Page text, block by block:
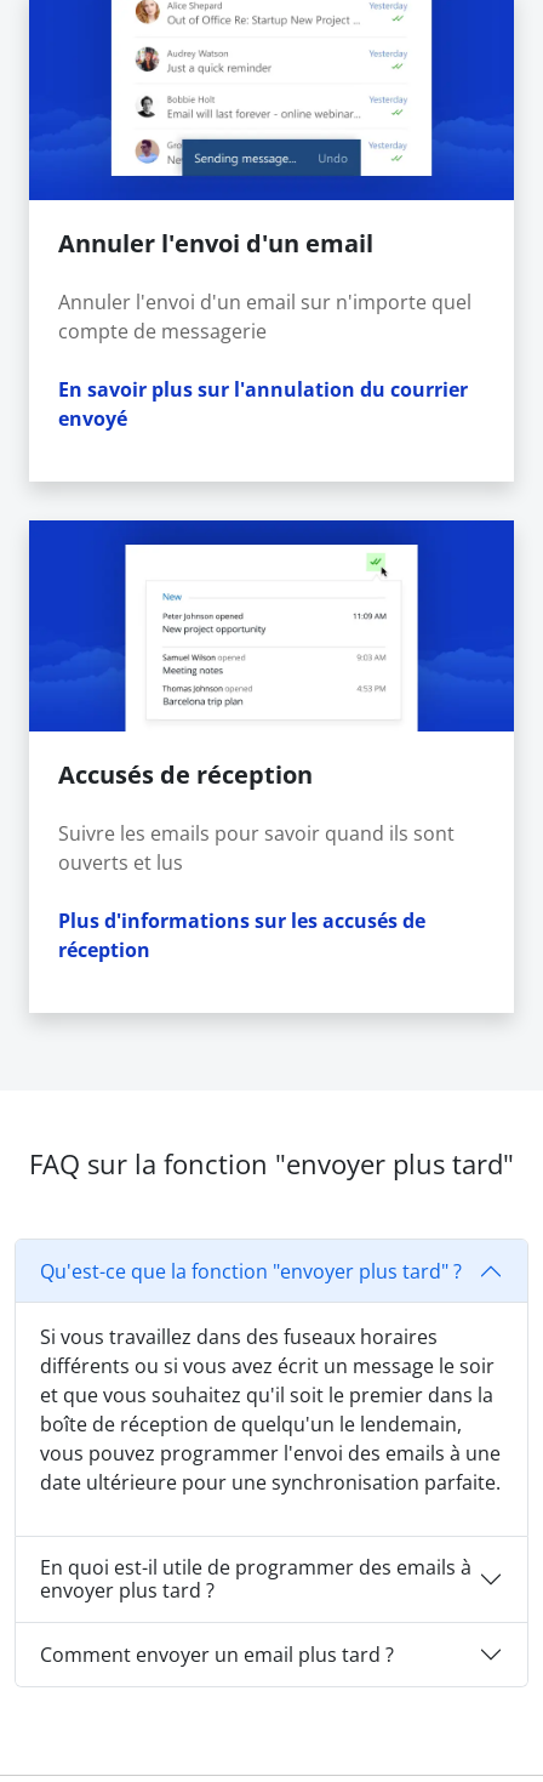
Annuler l'envoi d'un email
Annuler l'envoi d'un email sur n'importe quel
compte de messagerie
En savoir plus sur l'annulation du courrier
envoyé
Accusés de réception
Suivre les emails pour savoir quand ils sont
ouverts et lus
Plus d'informations sur les accusés de
réception
FAQ sur la fonction "envoyer plus tard"
Qu'est-ce que la fonction "envoyer plus tard" ?
Si vous travaillez dans des fuseaux horaires
différents ou si vous avez écrit un message le soir
et que vous souhaitez qu'il soit le premier dans la
boîte de réception de quelqu'un le lendemain,
vous pouvez programmer l'envoi des emails à une
date ultérieure pour une synchronisation parfaite.
En quoi est-il utile de programmer des emails à
envoyer plus tard ?
Comment envoyer un email plus tard ?